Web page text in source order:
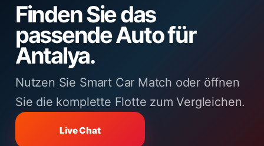
Finden Sie das
passende Auto für
Antalya.
Nutzen Sie Smart Car Match oder öffnen
Sie die komplette Flotte zum Vergleichen.
Live Chat